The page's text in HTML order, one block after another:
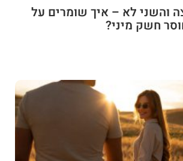
והשני לא – איך שומרים על
חשק מיני?